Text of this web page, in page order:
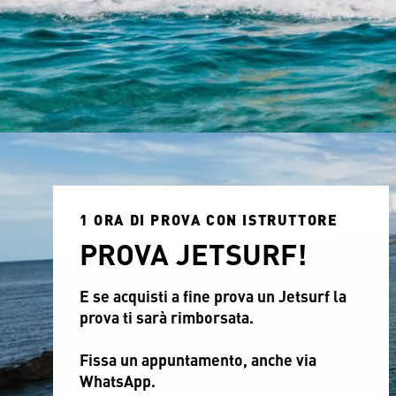
1 ORA DI PROVA CON ISTRUTTORE
PROVA JETSURF!
E se acquisti a fine prova un Jetsurf la
prova ti sarà rimborsata.
Fissa un appuntamento, anche via
WhatsApp.